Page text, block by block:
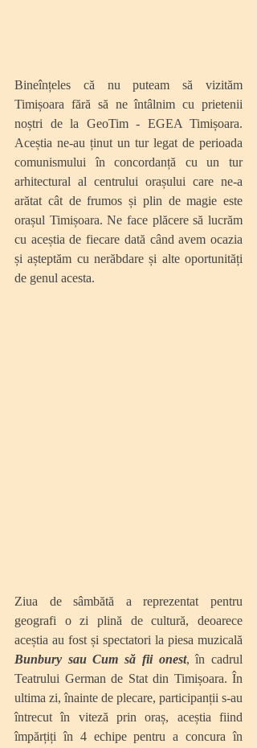
Bineînțeles că nu puteam să vizităm
Timișoara fără să ne întâlnim cu prietenii
noștri de la GeoTim - EGEA Timișoara.
Aceștia ne-au ținut un tur legat de perioada
comunismului în concordanță cu un tur
arhitectural al centrului orașului care ne-a
arătat cât de frumos și plin de magie este
orașul Timișoara. Ne face plăcere să lucrăm
cu aceștia de fiecare dată când avem ocazia
și așteptăm cu nerăbdare și alte oportunități
de genul acesta.
Ziua de sâmbătă a reprezentat pentru
geografi o zi plină de cultură, deoarece
Bunbury sau Cum să fii onest, în cadrul
Teatrului German de Stat din Timișoara. În
ultima zi, înainte de plecare, participanții s-au
întrecut în viteză prin oraș, aceștia fiind
împărțiți în 4 echipe pentru a concura în